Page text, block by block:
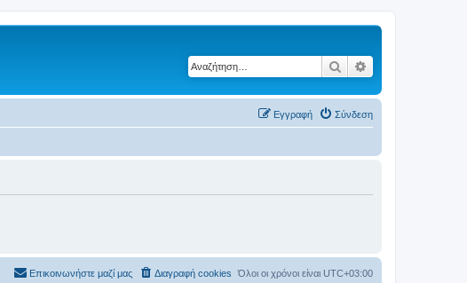
Αναζήτηση
Σύνδεση
Εγγραφή
Όλοι οι χρόνοι είναι UTC+03:00
Διαγραφή cookies
Επικοινωνήστε μαζί μας